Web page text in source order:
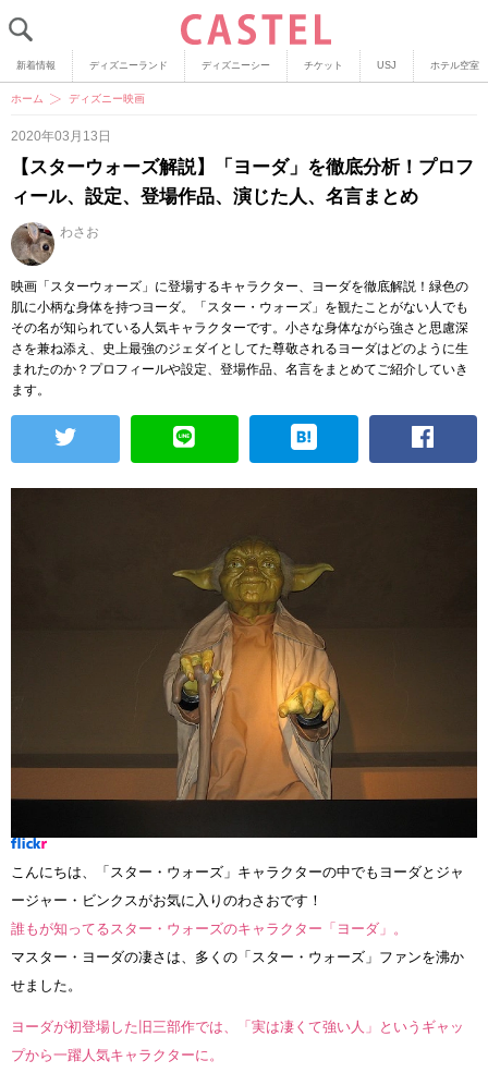
新着情報 ディズニーランド ディズニーシー チケット USJ ホテル空室
ホーム ディズニー映画
2020年03月13日
【スターウォーズ解説】「ヨーダ」を徹底分析！プロフ
ィール、設定、登場作品、演じた人、名言まとめ
わさお
映画「スターウォーズ」に登場するキャラクター、ヨーダを徹底解説！緑色の
肌に小柄な身体を持つヨーダ。「スター・ウォーズ」を観たことがない人でも
その名が知られている人気キャラクターです。小さな身体ながら強さと思慮深
さを兼ね添え、史上最強のジェダイとしてた尊敬されるヨーダはどのように生
まれたのか？プロフィールや設定、登場作品、名言をまとめてご紹介していき
ます。
こんにちは、「スター・ウォーズ」キャラクターの中でもヨーダとジャ
ージャー・ビンクスがお気に入りのわさおです！
誰もが知ってるスター・ウォーズのキャラクター「ヨーダ」。
マスター・ヨーダの凄さは、多くの「スター・ウォーズ」ファンを沸か
せました。
ヨーダが初登場した旧三部作では、「実は凄くて強い人」というギャッ
プから一躍人気キャラクターに。